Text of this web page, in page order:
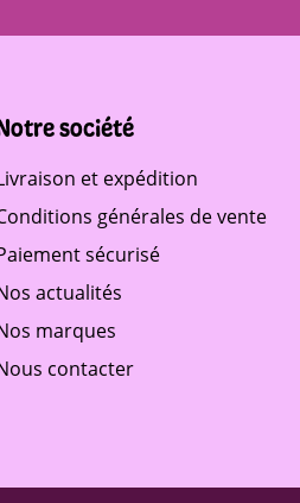
société
et expédition
générales de vente
sécurisé
actualités
marques
contacter